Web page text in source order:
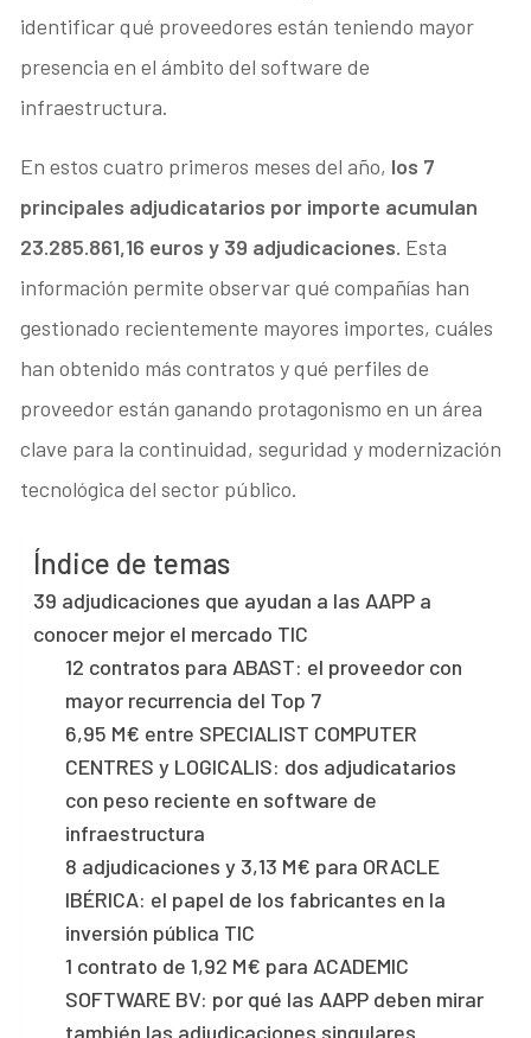
identificar qué proveedores están teniendo mayor
presencia en el ámbito del software de
infraestructura.
En estos cuatro primeros meses del año, los 7
principales adjudicatarios por importe acumulan
23.285.861,16 euros y 39 adjudicaciones. Esta
información permite observar qué compañías han
gestionado recientemente mayores importes, cuáles
han obtenido más contratos y qué perfiles de
proveedor están ganando protagonismo en un área
clave para la continuidad, seguridad y modernización
tecnológica del sector público.
Índice de temas
39 adjudicaciones que ayudan a las AAPP a
conocer mejor el mercado TIC
12 contratos para ABAST: el proveedor con
mayor recurrencia del Top 7
6,95 M€ entre SPECIALIST COMPUTER
CENTRES y LOGICALIS: dos adjudicatarios
con peso reciente en software de
infraestructura
8 adjudicaciones y 3,13 M€ para ORACLE
IBÉRICA: el papel de los fabricantes en la
inversión pública TIC
1 contrato de 1,92 M€ para ACADEMIC
SOFTWARE BV: por qué las AAPP deben mirar
también las adjudicaciones singulares